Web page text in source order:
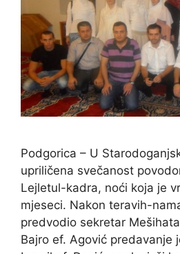
Podgorica – U
upriličena svečanost
Lejletul-kadra, noći koja je
mjeseci. Nakon teravih-
predvodio sekretar
Bajro ef. Agović predavanje